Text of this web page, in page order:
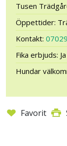
Tusen
Öppettider:
Kontakt:
Fika erbjuds: Ja
Hundar
Favorit